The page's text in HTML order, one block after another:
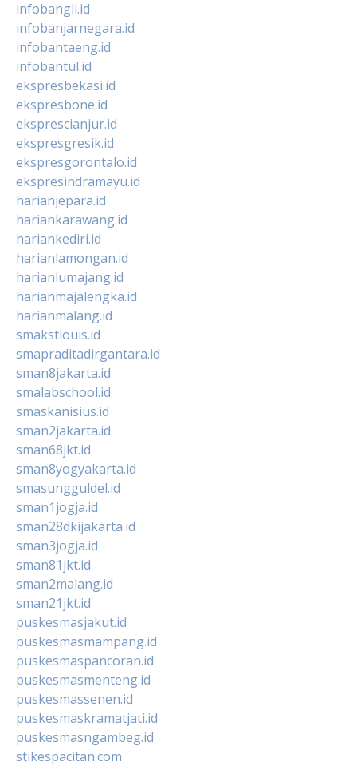
infobangli.id
infobanjarnegara.id
infobantaeng.id
infobantul.id
ekspresbekasi.id
ekspresbone.id
eksprescianjur.id
ekspresgresik.id
ekspresgorontalo.id
ekspresindramayu.id
harianjepara.id
hariankarawang.id
hariankediri.id
harianlamongan.id
harianlumajang.id
harianmajalengka.id
harianmalang.id
smakstlouis.id
smapraditadirgantara.id
sman8jakarta.id
smalabschool.id
smaskanisius.id
sman2jakarta.id
sman68jkt.id
sman8yogyakarta.id
smasungguldel.id
sman1jogja.id
sman28dkijakarta.id
sman3jogja.id
sman81jkt.id
sman2malang.id
sman21jkt.id
puskesmasjakut.id
puskesmasmampang.id
puskesmaspancoran.id
puskesmasmenteng.id
puskesmassenen.id
puskesmaskramatjati.id
puskesmasngambeg.id
stikespacitan.com